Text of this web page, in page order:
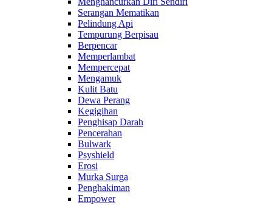
Serangan Mematikan
Pelindung Api
Tempurung Berpisau
Berpencar
Memperlambat
Mempercepat
Mengamuk
Kulit Batu
Dewa Perang
Kegigihan
Penghisap Darah
Pencerahan
Bulwark
Psyshield
Erosi
Murka Surga
Penghakiman
Empower